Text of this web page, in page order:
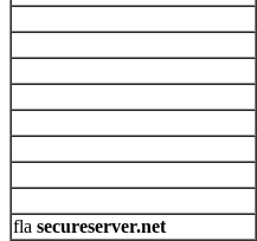
secureserver.net